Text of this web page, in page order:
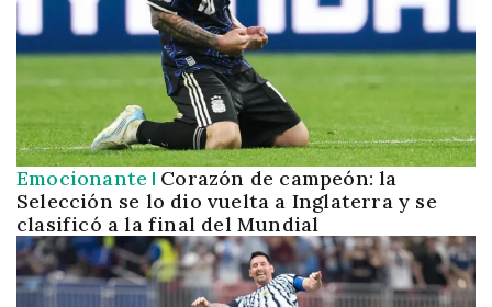
Emocionante
Corazón de campeón: la
Selección se lo dio vuelta a Inglaterra y se
clasificó a la final del Mundial